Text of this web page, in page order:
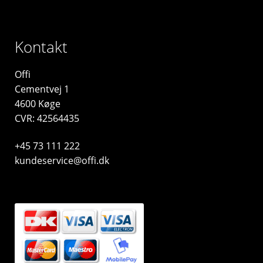
Kontakt
Offi
Cementvej 1
4600 Køge
CVR: 42564435
+45 73 111 222
kundeservice@offi.dk